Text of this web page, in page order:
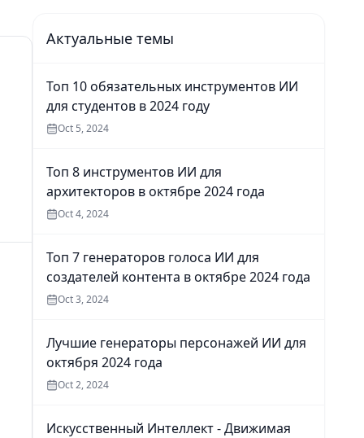
Актуальные темы
Топ 10 обязательных инструментов ИИ
для студентов в 2024 году
Oct 5, 2024
Топ 8 инструментов ИИ для
архитекторов в октябре 2024 года
Oct 4, 2024
Топ 7 генераторов голоса ИИ для
создателей контента в октябре 2024 года
Oct 3, 2024
Лучшие генераторы персонажей ИИ для
октября 2024 года
Oct 2, 2024
Искусственный Интеллект - Движимая